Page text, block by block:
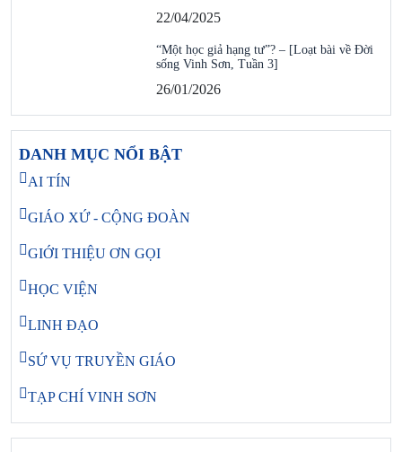
22/04/2025
“Một học giả hạng tư”? – [Loạt bài về Đời
sống Vinh Sơn, Tuần 3]
26/01/2026
DANH MỤC NỔI BẬT
AI TÍN
GIÁO XỨ - CỘNG ĐOÀN
GIỚI THIỆU ƠN GỌI
HỌC VIỆN
LINH ĐẠO
SỨ VỤ TRUYỀN GIÁO
TẠP CHÍ VINH SƠN